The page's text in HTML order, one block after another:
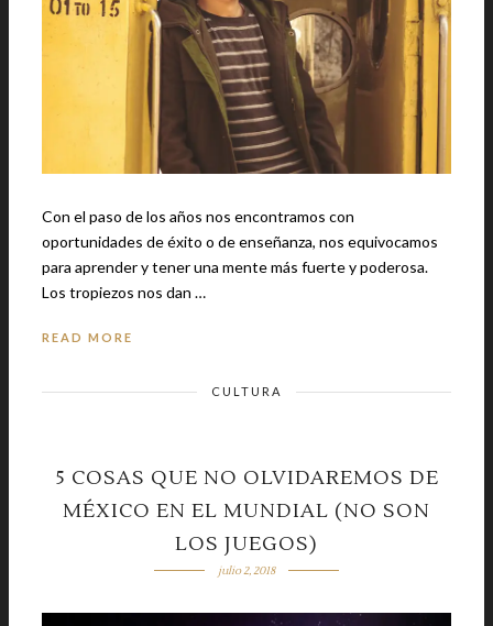
Con el paso de los años nos encontramos con
oportunidades de éxito o de enseñanza, nos equivocamos
para aprender y tener una mente más fuerte y poderosa.
Los tropiezos nos dan …
READ MORE
CULTURA
5 COSAS QUE NO OLVIDAREMOS DE
MÉXICO EN EL MUNDIAL (NO SON
LOS JUEGOS)
julio 2, 2018